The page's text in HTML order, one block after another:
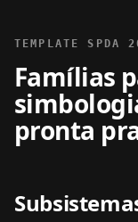
TEMPLATE SPDA
Famílias
pronta